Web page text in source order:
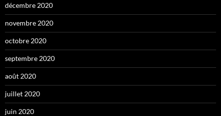
décembre 2020
novembre 2020
octobre 2020
septembre 2020
août 2020
juillet 2020
juin 2020